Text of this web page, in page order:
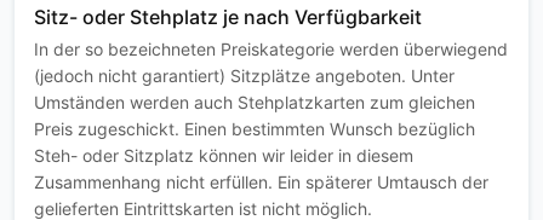
Sitz- oder Stehplatz je nach Verfügbarkeit
In der so bezeichneten Preiskategorie werden überwiegend
(jedoch nicht garantiert) Sitzplätze angeboten. Unter
Umständen werden auch Stehplatzkarten zum gleichen
Preis zugeschickt. Einen bestimmten Wunsch bezüglich
Steh- oder Sitzplatz können wir leider in diesem
Zusammenhang nicht erfüllen. Ein späterer Umtausch der
gelieferten Eintrittskarten ist nicht möglich.